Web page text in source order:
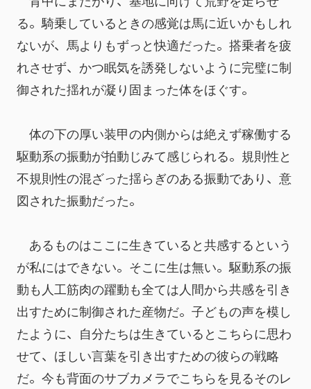
る。騎乗しているときの感覚は馬に近いかもしれ
ないが、馬よりもずっと快適だった。搭乗者を疲
れさせず、かつ眠気を誘発しないように完璧に制
御された揺れが凝り固まった体をほぐす。
体の下の厚い装甲の内側からは絶えず稼働する
駆動系の振動が拍動じみて感じられる。規則性と
不規則性の混ざった揺らぎのある振動であり、意
図された振動だった。
あるものはここに生きていると共感するという
が私にはできない。そこに生は無い。駆動系の振
動も人工筋肉の躍動も全ては人間から共感を引き
出すために制御された産物だ。子どもの声を模し
たように、自分たちは生きているとこちらに思わ
せて、ほしい言葉を引き出すための彼らの戦略
だ。今も背面のサブカメラでこちらを見るそのレ